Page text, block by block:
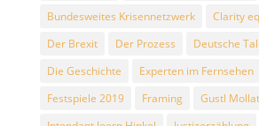
Bundesweites Krisennetzwerk
Clarity
Der Brexit
Der Prozess
Deutsche
Die Geschichte
Experten im Fernsehen
Festspiele 2019
Framing Gustl